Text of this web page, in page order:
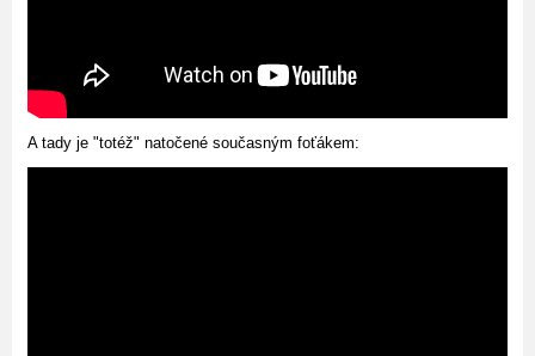
A tady je "totéž" natočené současným foťákem: